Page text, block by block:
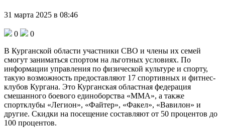
31 марта 2025 в 08:46
0
0
В Курганской области участники СВО и члены их семей
смогут заниматься спортом на льготных условиях. По
информации управления по физической культуре и спорту,
такую возможность предоставляют 17 спортивных и фитнес-
клубов Кургана. Это Курганская областная федерация
смешанного боевого единоборства «ММА», а также
спортклубы «Легион», «Файтер», «Факел», «Вавилон» и
другие. Скидки на посещение составляют от 50 процентов до
100 процентов.